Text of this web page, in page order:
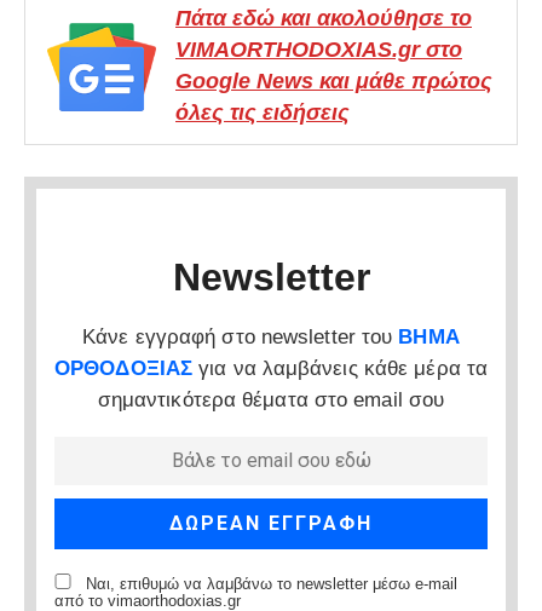
Πάτα εδώ και ακολούθησε το
VIMAORTHODOXIAS.gr στο
Google News και μάθε πρώτος
όλες τις ειδήσεις
Newsletter
Κάνε εγγραφή στο newsletter του ΒΗΜΑ
ΟΡΘΟΔΟΞΙΑΣ για να λαμβάνεις κάθε μέρα τα
σημαντικότερα θέματα στο email σου
Ναι, επιθυμώ να λαμβάνω το newsletter μέσω e-mail
από το vimaorthodoxias.gr